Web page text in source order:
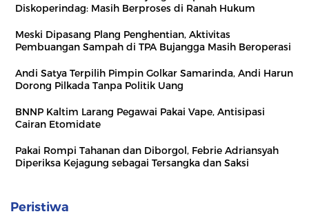
Diskoperindag: Masih Berproses di Ranah Hukum
Meski Dipasang Plang Penghentian, Aktivitas
Pembuangan Sampah di TPA Bujangga Masih Beroperasi
Andi Satya Terpilih Pimpin Golkar Samarinda, Andi Harun
Dorong Pilkada Tanpa Politik Uang
BNNP Kaltim Larang Pegawai Pakai Vape, Antisipasi
Cairan Etomidate
Pakai Rompi Tahanan dan Diborgol, Febrie Adriansyah
Diperiksa Kejagung sebagai Tersangka dan Saksi
Peristiwa